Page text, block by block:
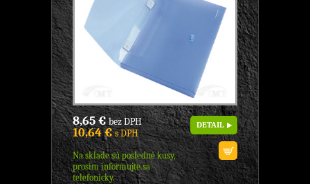
8,65 €bez DPH
10,64 €s DPH
Na sklade sú posledné kusy,
prosím informujte sa
telefonicky.
DETAIL